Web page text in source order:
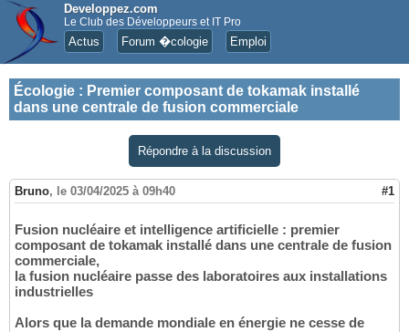
Developpez.com
Le Club des Développeurs et IT Pro
Actus Forum �cologie Emploi
Écologie : Premier composant de tokamak installé
dans une centrale de fusion commerciale
Répondre à la discussion
Bruno, le 03/04/2025 à 09h40 #1
Fusion nucléaire et intelligence artificielle : premier
composant de tokamak installé dans une centrale de fusion
commerciale,
la fusion nucléaire passe des laboratoires aux installations
industrielles
Alors que la demande mondiale en énergie ne cesse de